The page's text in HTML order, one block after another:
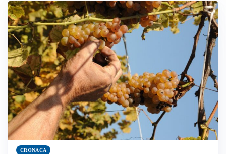
CRONACA